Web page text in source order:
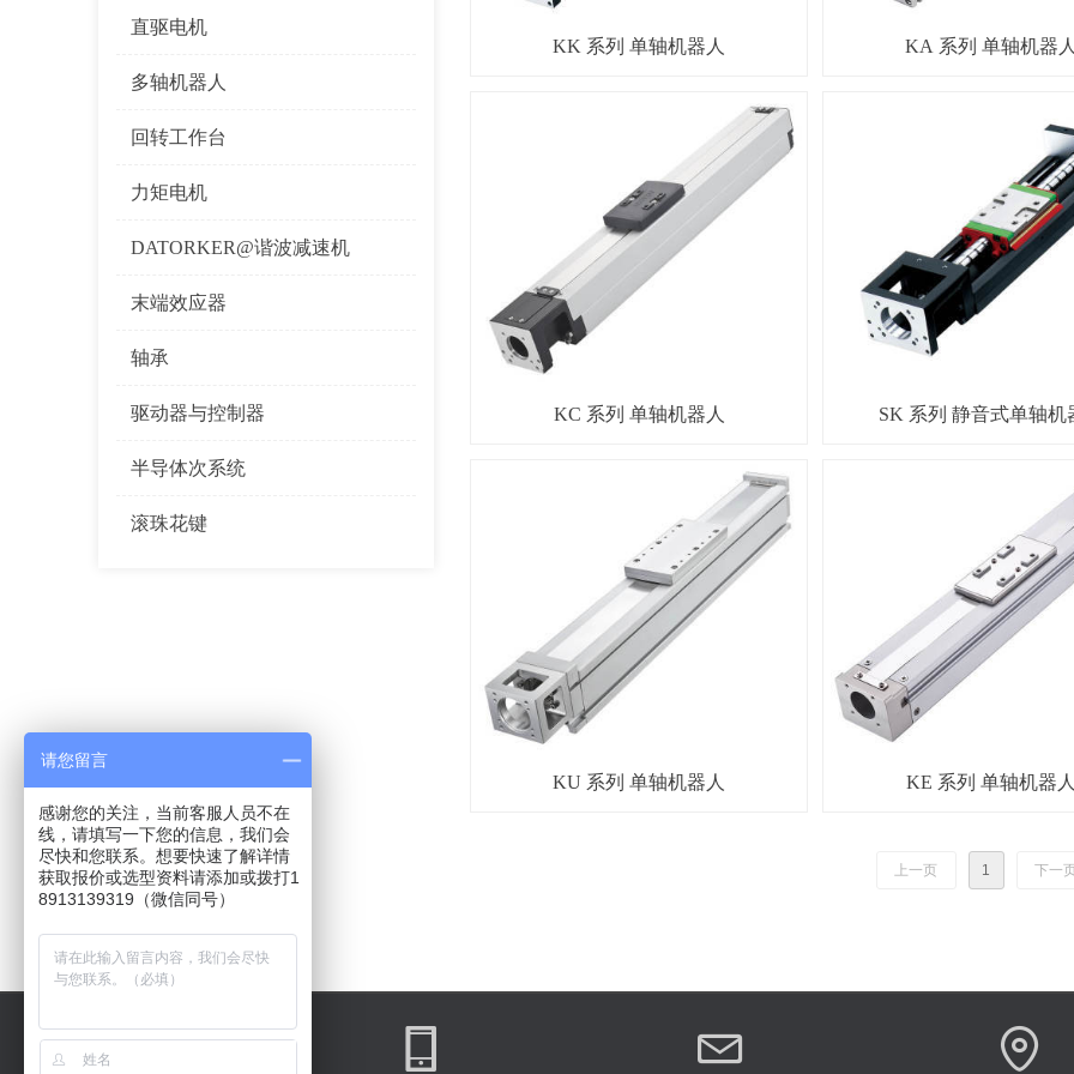
直驱电机
多轴机器人
回转工作台
力矩电机
DATORKER@谐波减速机
末端效应器
轴承
驱动器与控制器
半导体次系统
滚珠花键
KK 系列 单轴机器人 KA 系列 单轴机器
KC 系列 单轴机器人 SK 系列 静音式单轴机
KU 系列 单轴机器人 KE 系列 单轴机器
上一页 1 下一
请您留言
感谢您的关注，当前客服人员不在
线，请填写一下您的信息，我们会
尽快和您联系。想要快速了解详情
获取报价或选型资料请添加或拨打1